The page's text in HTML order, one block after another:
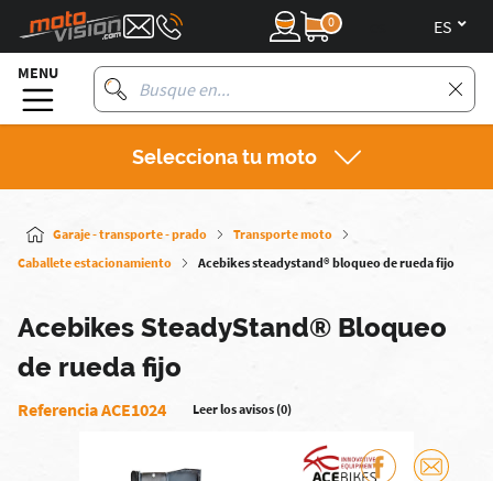
0
MENU
Selecciona tu moto
Garaje - transporte - prado
Transporte moto
Caballete estacionamiento
Acebikes steadystand® bloqueo de rueda fijo
Acebikes SteadyStand® Bloqueo
de rueda fijo
Referencia ACE1024 Leer los avisos (0)